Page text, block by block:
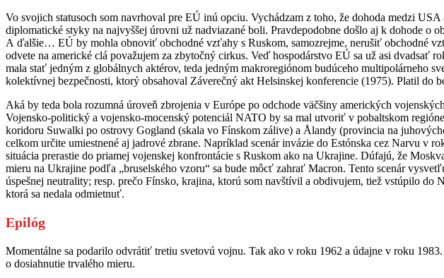
Vo svojich statusoch som navrhoval pre EÚ inú opciu. Vychádzam z toho, že dohoda medzi
diplomatické styky na najvyššej úrovni už nadviazané boli. Pravdepodobne došlo aj k dohode
A ďalšie… EÚ by mohla obnoviť obchodné vzťahy s Ruskom, samozrejme, nerušiť obchodné
odvete na americké clá považujem za zbytočný cirkus. Veď hospodárstvo EÚ sa už asi dvadsať
mala stať jedným z globálnych aktérov, teda jedným makroregiónom budúceho multipolárneho
kolektívnej bezpečnosti, ktorý obsahoval Záverečný akt Helsinskej konferencie (1975). Platil do
Aká by teda bola rozumná úroveň zbrojenia v Európe po odchode väčšiny amerických
Vojensko-politický a vojensko-mocenský potenciál NATO by sa mal utvoriť v pobaltskom
koridoru Suwalki po ostrovy Gogland (skala vo Fínskom zálive) a Ålandy (provincia na
celkom určite umiestnené aj jadrové zbrane. Napríklad scenár invázie do Estónska cez Narvu v
situácia prerastie do priamej vojenskej konfrontácie s Ruskom ako na Ukrajine. Dúfajú, že
mieru na Ukrajine podľa „bruselského vzoru“ sa bude môcť zahrať Macron. Tento scenár
úspešnej neutrality; resp. prečo Fínsko, krajina, ktorú som navštívil a obdivujem, tiež vstúpilo
ktorá sa nedala odmietnuť.
Epilóg
Momentálne sa podarilo odvrátiť tretiu svetovú vojnu. Tak ako v roku 1962 a údajne v roku
o dosiahnutie trvalého mieru.